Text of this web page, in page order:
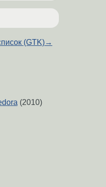
(GTK)→
(2010)